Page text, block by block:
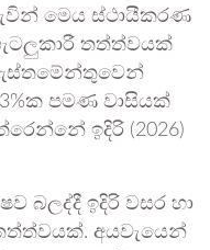
මෙය ස්ථායීකරණ
තත්ත්වයක්
පමණ වාසියක්
ඉදිරි (2026)
බලද්දී ඉදිරි වසර හා
අයවැයෙන්